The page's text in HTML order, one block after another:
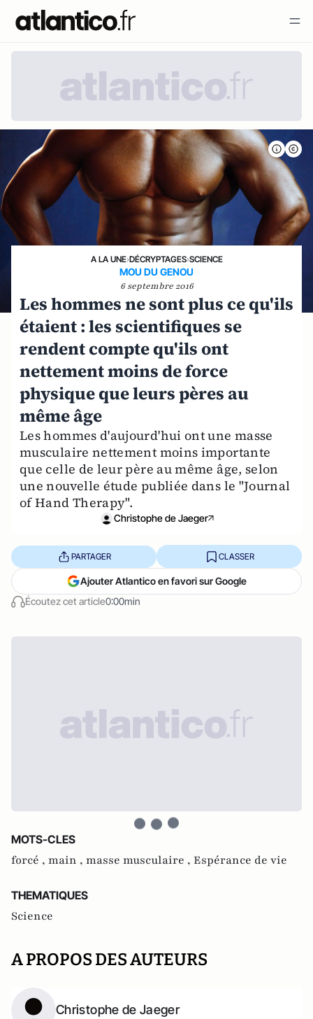
A LA UNE›DÉCRYPTAGES›SCIENCE
MOU DU GENOU
6 septembre 2016
Les hommes ne sont plus ce qu'ils
étaient : les scientifiques se
rendent compte qu'ils ont
nettement moins de force
physique que leurs pères au
même âge
Les hommes d'aujourd'hui ont une masse
musculaire nettement moins importante
que celle de leur père au même âge, selon
une nouvelle étude publiée dans le "Journal
of Hand Therapy".
Christophe de Jaeger
Écoutez cet article0:00min
PARTAGER CLASSER
Ajouter Atlantico en favori sur Google
MOTS-CLES
forcé , main , masse musculaire , Espérance de vie
THEMATIQUES
Science
A PROPOS DES AUTEURS
Christophe de Jaeger